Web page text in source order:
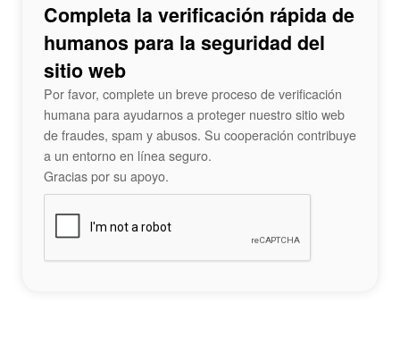
Completa la verificación rápida de
humanos para la seguridad del
sitio web
Por favor, complete un breve proceso de verificación
humana para ayudarnos a proteger nuestro sitio web
de fraudes, spam y abusos. Su cooperación contribuye
a un entorno en línea seguro.
Gracias por su apoyo.